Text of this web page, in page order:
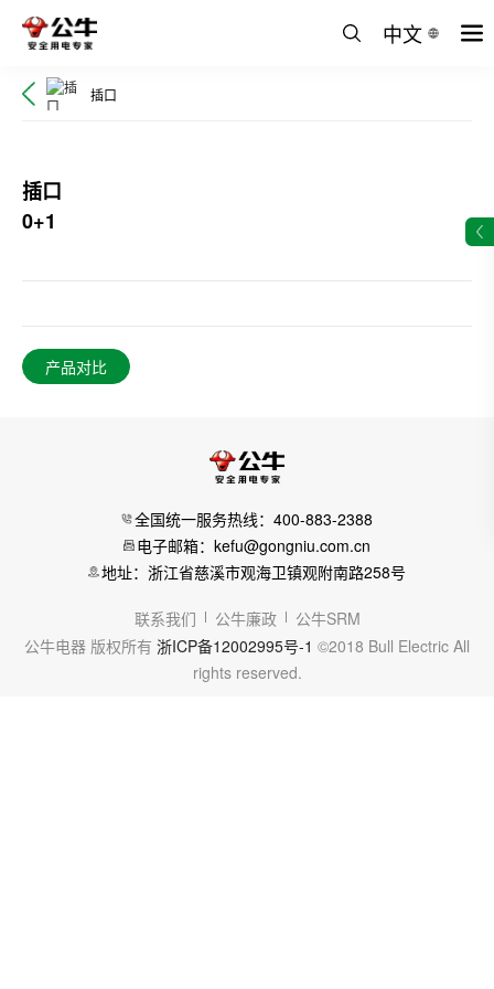
中文
插口
插口
0+1
产品对比
全国统一服务热线：400-883-2388
电子邮箱：kefu@gongniu.com.cn
地址：浙江省慈溪市观海卫镇观附南路258号
联系我们 公牛廉政
公牛SRM
公牛电器 版权所有 浙ICP备12002995号-1 ©2018 Bull Electric All
rights reserved.